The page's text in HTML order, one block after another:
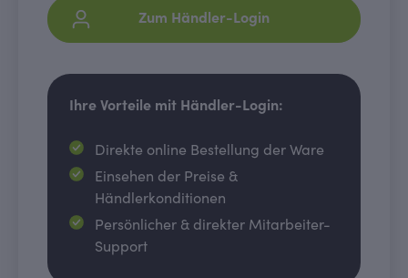
Zum Händler-Login
Ihre Vorteile mit Händler-Login:
Direkte online Bestellung der Ware
Einsehen der Preise &
Händlerkonditionen
Persönlicher & direkter Mitarbeiter-
Support